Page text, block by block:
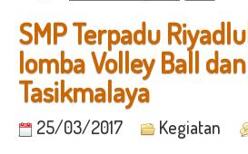
SMP Terpadu
lomba Volley Ball
Tasikmalaya
25/03/2017 Kegiatan